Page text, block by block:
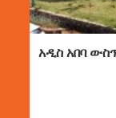
አዲስ አበባ